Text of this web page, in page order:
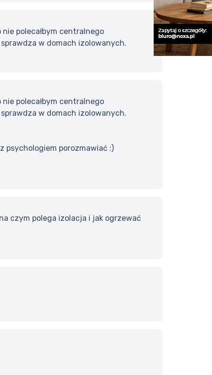
polecałbym centralnego
w domach izolowanych.
polecałbym centralnego
w domach izolowanych.
psychologiem porozmawiać :)
czym polega izolacja i jak ogrzewać